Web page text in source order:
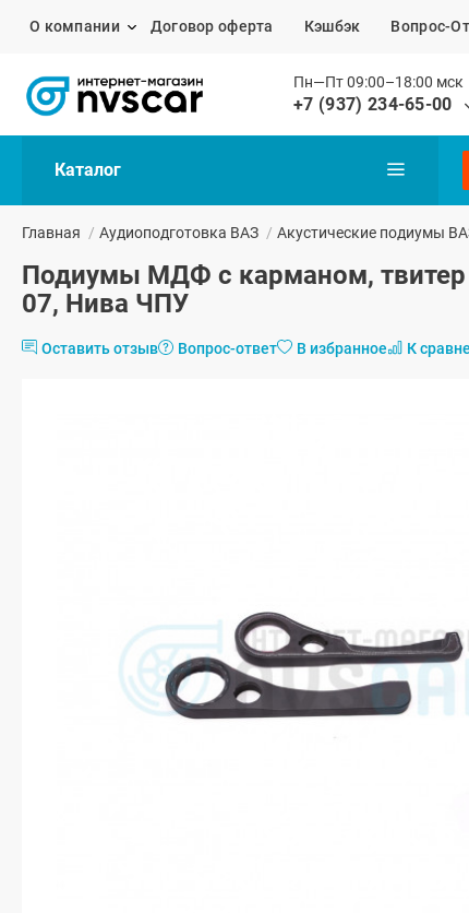
О компании Договор оферта Кэшбэк Вопрос-
Пн—Пт 09:00–18:00 мск
+7 (937) 234-65-00
Каталог
Главная / Аудиоподготовка ВАЗ / Акустические подиумы
Подиумы МДФ с карманом, твитер
07, Нива ЧПУ
Оставить отзыв Вопрос-ответ В избранное К